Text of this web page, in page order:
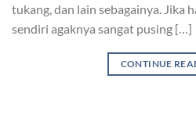
tukang, dan lain sebagainya. Jika
sendiri agaknya sangat pusing […]
CONTINUE